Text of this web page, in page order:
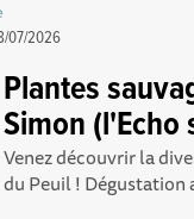
07/2026
Plantes
Simon (l'Echo
Venez découvrir la
du Peuil ! Dégustation